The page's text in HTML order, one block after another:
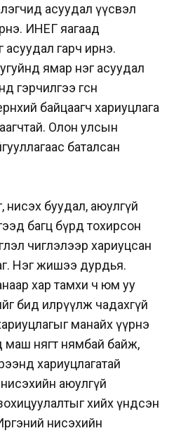
асуудал үүсвэл
ИНЕГ яагаад
асуудал гарч ирнэ.
ямар нэг асуудал
гэрчилгээ өгсөн
байцаагч хариуцлага
Олон улсын
баталсан
нисэх буудал, аюулгүй
багц бүрд тохирсон
чиглэлээр хариуцсан
Нэг жишээ дурдья.
хар тамхи ч юм уу
бид илрүүлж чадахгүй
манайх үүрнэ
маш нягт нямбай байж,
хариуцлагатай
аюулгүй
хийх үндсэн
нисэхийн